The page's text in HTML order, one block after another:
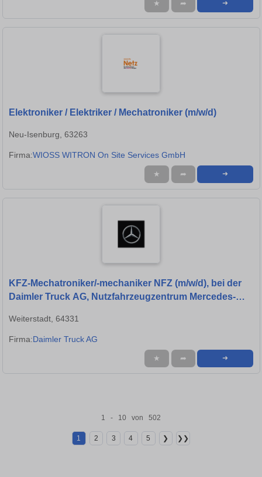
★ ➦ ➜
Elektroniker / Elektriker / Mechatroniker (m/w/d)
Neu-Isenburg, 63263
Firma:WIOSS WITRON On Site Services GmbH
★ ➦ ➜
KFZ-Mechatroniker/-mechaniker NFZ (m/w/d), bei der
Daimler Truck AG, Nutzfahrzeugzentrum Mercedes-
Weiterstadt, 64331
Firma:Daimler Truck AG
★ ➦ ➜
1 - 10 von 502
1 2 3 4 5 ❯ ❯❯